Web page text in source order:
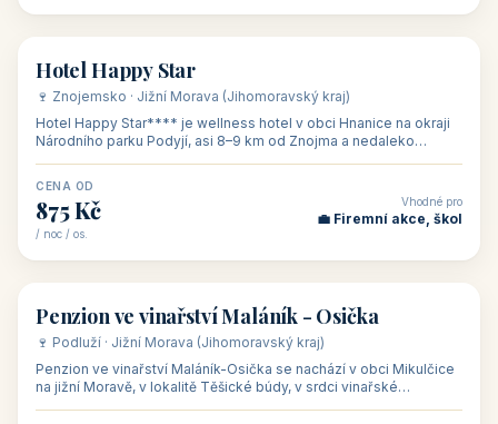
🏨 hotel
Hotel Happy Star
🍷 Znojemsko · Jižní Morava (Jihomoravský kraj)
Hotel Happy Star**** je wellness hotel v obci Hnanice na okraji
Národního parku Podyjí, asi 8–9 km od Znojma a nedaleko
CENA OD
875 Kč
/ noc / os.
Vhodné pro
💼 Firemní akce, škol
🏡 penzion
Penzion ve vinařství Maláník - Osička
🍷 Podluží · Jižní Morava (Jihomoravský kraj)
Penzion ve vinařství Maláník-Osička se nachází v obci Mikulčice
na jižní Moravě, v lokalitě Těšické búdy, v srdci vinařské